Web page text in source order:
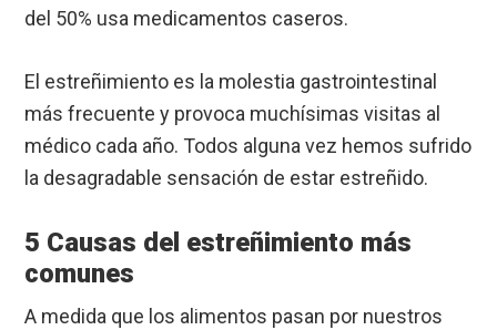
del 50% usa medicamentos caseros.
El estreñimiento es la molestia gastrointestinal
más frecuente y provoca muchísimas visitas al
médico cada año. Todos alguna vez hemos sufrido
la desagradable sensación de estar estreñido.
5 Causas del estreñimiento más
comunes
A medida que los alimentos pasan por nuestros